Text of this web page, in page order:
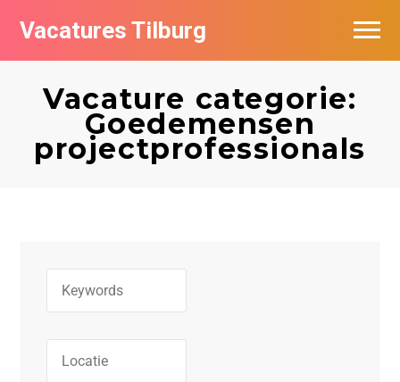
Vacatures Tilburg
Vacature categorie:
Goedemensen
projectprofessionals
Vacatures per bedrijf
De populairste vacatures in Tilburg
Nieuwsbrief feed